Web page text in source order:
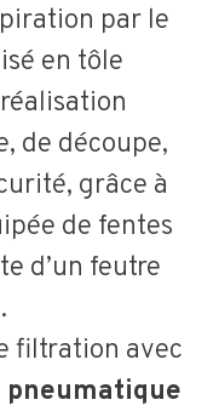
par le
en tôle
de découpe,
grâce à
de fentes
d’un feutre
filtration avec
pneumatique